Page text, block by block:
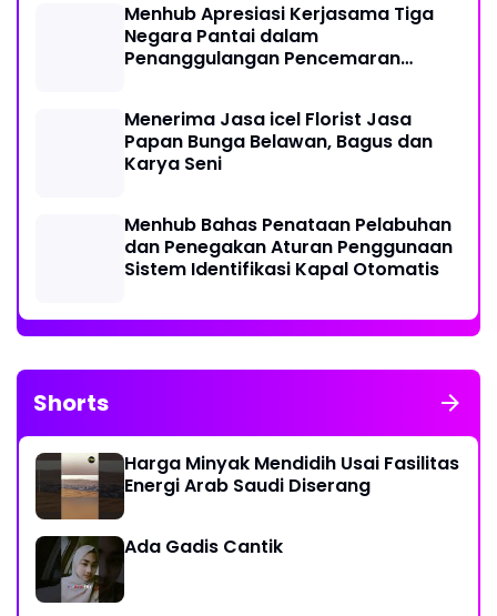
Menhub Apresiasi Kerjasama Tiga
Negara Pantai dalam
Penanggulangan Pencemaran
Menerima Jasa icel Florist Jasa
Papan Bunga Belawan, Bagus dan
Karya Seni
Menhub Bahas Penataan Pelabuhan
dan Penegakan Aturan Penggunaan
Sistem Identifikasi Kapal Otomatis
Shorts
Harga Minyak Mendidih Usai Fasilitas
Energi Arab Saudi Diserang
Ada Gadis Cantik